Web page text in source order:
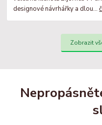
designové návrhářky a dlou...
Zobrazit